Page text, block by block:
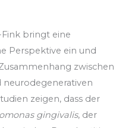
Fink bringt eine
Perspektive ein und
zwischen
neurodegenerativen
zeigen, dass der
gingivalis, der